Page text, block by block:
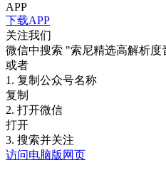
APP
下载APP
关注我们
微信中搜索 "索尼精选高解析度
或者
1. 复制公众号名称
复制
2. 打开微信
打开
3. 搜索并关注
访问电脑版网页